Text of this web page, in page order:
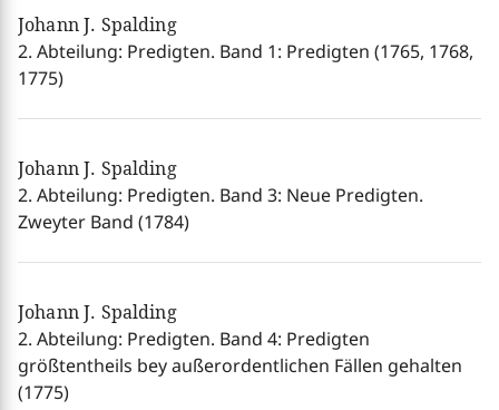
Johann J. Spalding
2. Abteilung: Predigten. Band 1: Predigten (1765, 1768,
1775)
Johann J. Spalding
2. Abteilung: Predigten. Band 3: Neue Predigten.
Zweyter Band (1784)
Johann J. Spalding
2. Abteilung: Predigten. Band 4: Predigten
größtentheils bey außerordentlichen Fällen gehalten
(1775)